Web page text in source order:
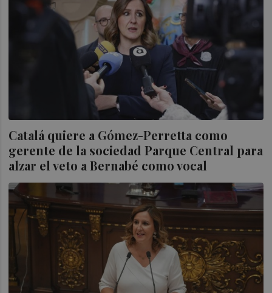
Catalá quiere a Gómez-Perretta como
gerente de la sociedad Parque Central para
alzar el veto a Bernabé como vocal